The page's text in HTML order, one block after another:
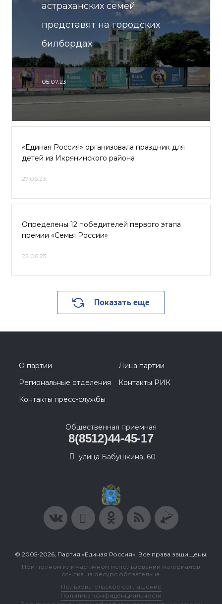
астраханских семей
представят на городских
билбордах
05.07.23
«Единая Россия» организовала праздник для
детей из Икрянинского района
27.06.23
Определены 12 победителей первого этапа
премии «Семья России»
22.06.23
Показать еще
О партии
Лица партии
Региональные отделения
Контакты РИК
Контакты пресс-службы
Общественная приемная
8(8512)44-45-17
улица Бабушкина, 60
© 2005-2026, Партия «Единая Россия». Все права защищены.
При полном или частичном использовании материалов
ссылка на ресурс обязательна.
Пользовательское соглашение
Политика конфиденциальности